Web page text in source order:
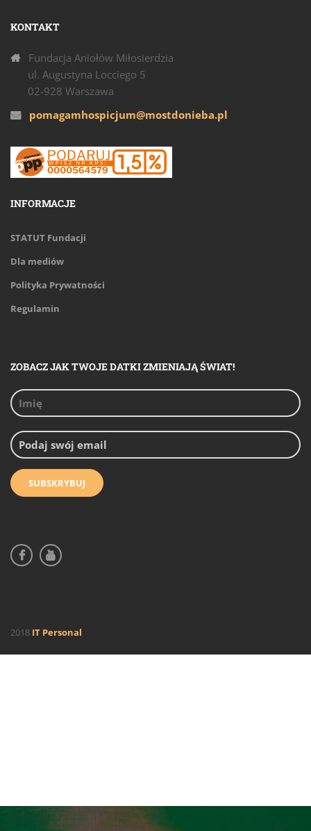
KONTAKT
Fundacja Aniołów Miłosierdzia
ul. Augustyna Locciego 5
02-928 Warszawa
pomagamhospicjum@mostdonieba.pl
INFORMACJE
STATUT Fundacji
Dla mediów
Polityka Prywatności
Regulamin
ZOBACZ JAK TWOJE DATKI ZMIENIAJĄ ŚWIAT!
2018 IT Personal